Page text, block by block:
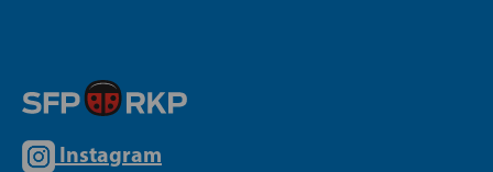
Instagram